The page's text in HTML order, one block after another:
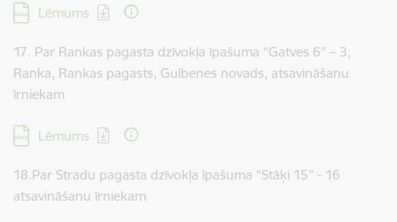
Lejupielādēt:
Lēmums
17. Par Rankas pagasta dzīvokļa īpašuma “Gatves 6” – 3,
Ranka, Rankas pagasts, Gulbenes novads, atsavināšanu
īrniekam
Lejupielādēt:
Lēmums
18.Par Stradu pagasta dzīvokļa īpašuma “Stāķi 15” - 16
atsavināšanu īrniekam